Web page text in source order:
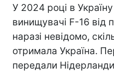
У 2024 році в
винищувачі F-16 від
наразі невідомо,
отримала Україна.
передали